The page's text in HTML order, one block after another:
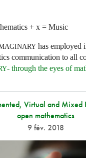
+ x = Music
has employed
communication to all
- through the eyes of
Virtual and Mixed
open mathematics
9 fév. 2018